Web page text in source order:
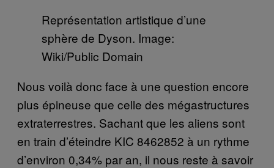
Représentation artistique d’une
sphère de Dyson. Image:
Wiki/Public Domain
Nous voilà donc face à une question encore
plus épineuse que celle des mégastructures
extraterrestres. Sachant que les aliens sont
en train d’éteindre KIC 8462852 à un rythme
d’environ 0,34% par an, il nous reste à savoir